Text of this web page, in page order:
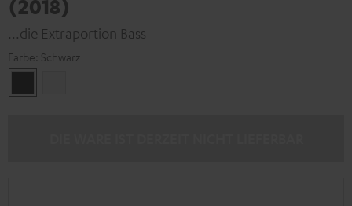
(2018)
...die Extraportion Bass
Farbe: Schwarz